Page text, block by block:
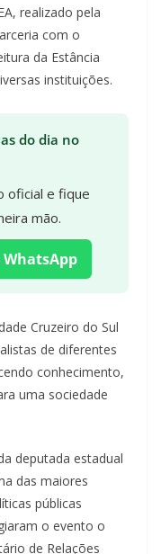
realizado pela
com o
da Estância
instituições.
do dia no
oficial e fique
mão.
Cruzeiro do Sul
de diferentes
conhecimento,
uma sociedade
deputada estadual
das maiores
públicas
o evento o
de Relações